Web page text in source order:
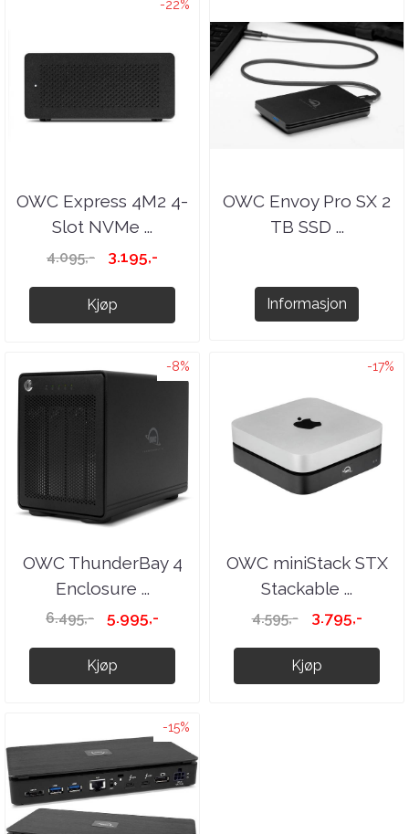
-22%
OWC Express 4M2 4-
Slot NVMe ...
4.095,- 3.195,-
Kjøp
OWC Envoy Pro SX 2
TB SSD ...
Informasjon
-8%
OWC ThunderBay 4
Enclosure ...
6.495,- 5.995,-
Kjøp
-17%
OWC miniStack STX
Stackable ...
4.595,- 3.795,-
Kjøp
-15%